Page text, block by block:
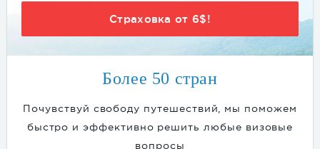
Страховка от 6$!
Более 50 стран
Почувствуй свободу путешествий, мы поможем
быстро и эффективно решить любые визовые
вопросы